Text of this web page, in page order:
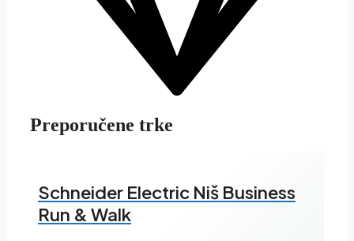
Preporučene trke
Schneider Electric Niš Business
Run & Walk